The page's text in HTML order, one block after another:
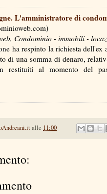
L'amministratore di
Condominio - immobili -
ha respinto la richiesta
di una somma di denaro,
restituiti al momento del
alle 11:00